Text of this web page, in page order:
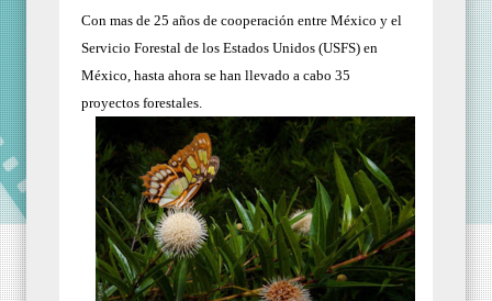
Con mas de 25 años de cooperación entre México y el
Servicio Forestal de los Estados Unidos (USFS) en
México, hasta ahora se han llevado a cabo 35
proyectos forestales.